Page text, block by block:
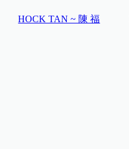
HOCK TAN ~ 陳 福